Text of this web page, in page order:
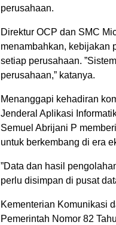
perusahaan.
Direktur OCP dan SMC
menambahkan, kebijakan
setiap perusahaan.
perusahaan,” katanya.
Menanggapi kehadiran
Jenderal Aplikasi
Semuel Abrijani P
untuk berkembang di era
”Data dan hasil
perlu disimpan di pusat
Kementerian Komunikasi
Pemerintah Nomor 82